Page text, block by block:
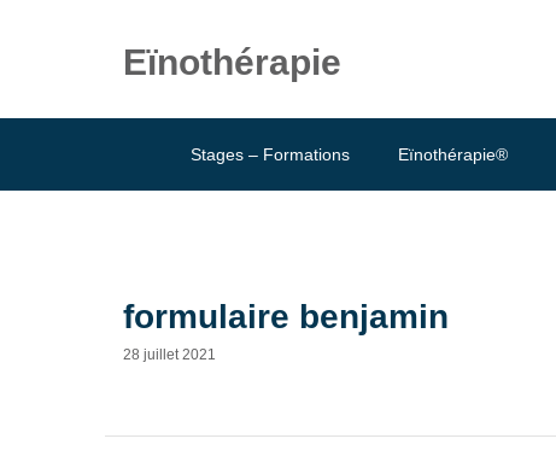
Eïnothérapie
Stages – Formations Eïnothérapie®
formulaire benjamin
28 juillet 2021